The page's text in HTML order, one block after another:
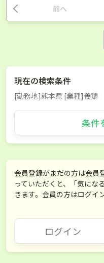
前へ
現在の検索条件
[勤務地]熊本県 [業種]養鶏
条件
会員登録がまだの方は会員
っていただくと、「気にな
きます。会員の方はログイ
ログイン